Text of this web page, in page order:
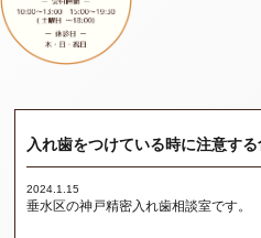
入れ歯をつけている時に注意す
2024.1.15
垂水区の神戸精密入れ歯相談室です。